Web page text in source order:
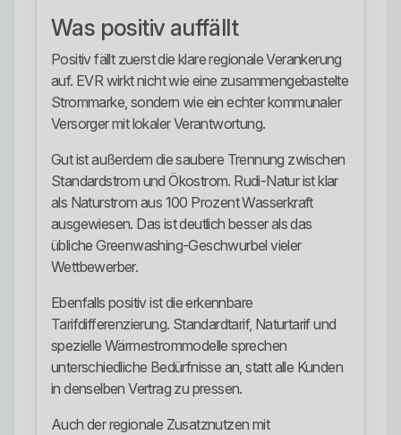
Was positiv auffällt
Positiv fällt zuerst die klare regionale Verankerung
auf. EVR wirkt nicht wie eine zusammengebastelte
Strommarke, sondern wie ein echter kommunaler
Versorger mit lokaler Verantwortung.
Gut ist außerdem die saubere Trennung zwischen
Standardstrom und Ökostrom. Rudi-Natur ist klar
als Naturstrom aus 100 Prozent Wasserkraft
ausgewiesen. Das ist deutlich besser als das
übliche Greenwashing-Geschwurbel vieler
Wettbewerber.
Ebenfalls positiv ist die erkennbare
Tarifdifferenzierung. Standardtarif, Naturtarif und
spezielle Wärmestrommodelle sprechen
unterschiedliche Bedürfnisse an, statt alle Kunden
in denselben Vertrag zu pressen.
Auch der regionale Zusatznutzen mit